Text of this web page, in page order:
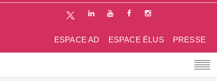
PRESSE
ESPACE ÉLUS
ESPACE AD